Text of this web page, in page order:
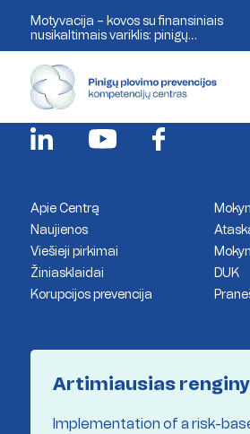
Motyvacija – kovos su finansiniais
nusikaltimais variklis: pinigų
plovimo prevencijos ekspertai
aptaria šiandienos iššūkius
Pinigų plovimo
kompetencijų centras
Apie Centrą
Naujienos
Viešieji pirkimai
Žiniasklaidai
DUK
Korupcijos prevencija
Artimiausias
Implementation of a risk-